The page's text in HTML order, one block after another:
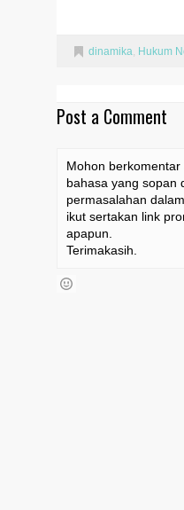
dinamika Hukum
Post a Comment
Mohon
bahasa yang sopan
permasalahan
ikut sertakan link
apapun.
Terimakasih.